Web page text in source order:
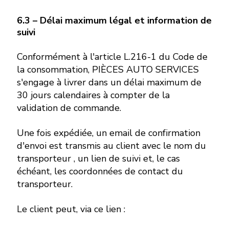
6.3 – Délai maximum légal et information de
suivi
Conformément à l'article L.216-1 du Code de
la consommation, PIÈCES AUTO SERVICES
s'engage à livrer dans un délai maximum de
30 jours calendaires à compter de la
validation de commande.
Une fois expédiée, un email de confirmation
d'envoi est transmis au client avec le nom du
transporteur , un lien de suivi et, le cas
échéant, les coordonnées de contact du
transporteur.
Le client peut, via ce lien :